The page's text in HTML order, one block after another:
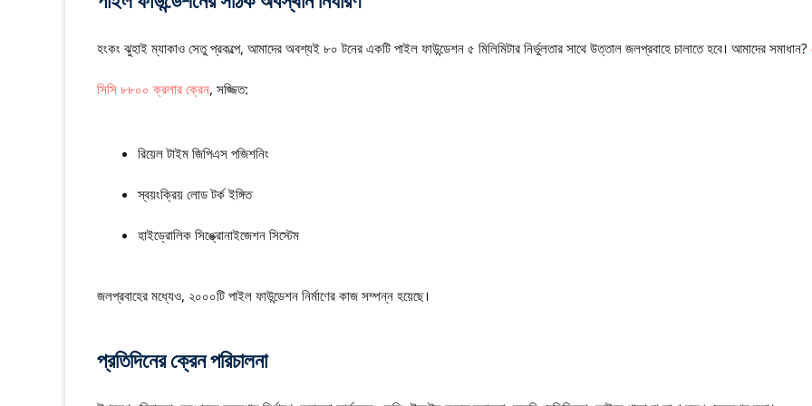
হংকং ঝুহাই ম্যাকাও সেতু প্রকল্পে, আমাদের অবশ্যই ৮০ টনের একটি পাইল ফাউন্ডেশন ৫ মিলিমিটার নির্ভুলতার সাথে উত্তাল জলপ্রবাহে চালাতে হবে। আমাদের সমাধান?
সিসি ৮৮০০ ক্রলার ক্রেন, সজ্জিত:
রিয়েল টাইম জিপিএস পজিশনিং
স্বয়ংক্রিয় লোড টর্ক ইঙ্গিত
হাইড্রোলিক সিঙ্ক্রোনাইজেশন সিস্টেম
জলপ্রবাহের মধ্যেও, ২০০০টি পাইল ফাউন্ডেশন নির্মাণের কাজ সম্পন্ন হয়েছে।
প্রতিদিনের ক্রেন পরিচালনা